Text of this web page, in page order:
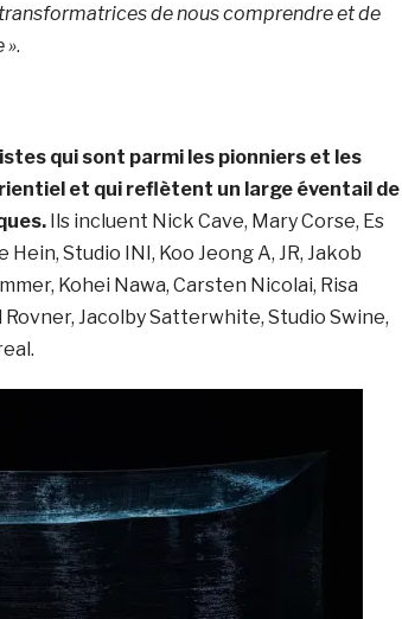
de nous comprendre et de
».
qui sont parmi les pionniers et les
et qui reflètent un large éventail de
Ils incluent Nick Cave, Mary Corse, Es
Hein, Studio INI, Koo Jeong A, JR, Jakob
Kohei Nawa, Carsten Nicolai, Risa
Jacolby Satterwhite, Studio Swine,